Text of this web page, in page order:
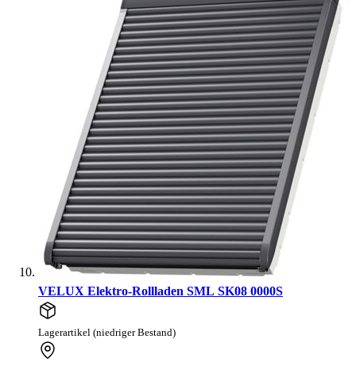
VELUX Elektro-Rollladen SML SK08 0000S
Lagerartikel (niedriger Bestand)